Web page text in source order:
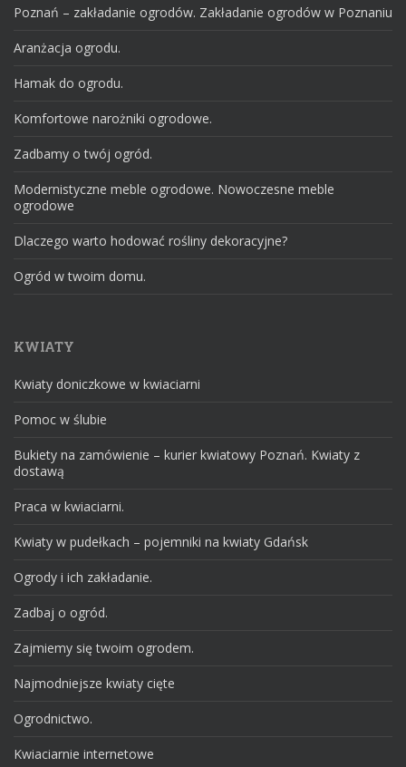
Poznań – zakładanie ogrodów. Zakładanie ogrodów w Poznaniu
Aranżacja ogrodu.
Hamak do ogrodu.
Komfortowe narożniki ogrodowe.
Zadbamy o twój ogród.
Modernistyczne meble ogrodowe. Nowoczesne meble
ogrodowe
Dlaczego warto hodować rośliny dekoracyjne?
Ogród w twoim domu.
KWIATY
Kwiaty doniczkowe w kwiaciarni
Pomoc w ślubie
Bukiety na zamówienie – kurier kwiatowy Poznań. Kwiaty z
dostawą
Praca w kwiaciarni.
Kwiaty w pudełkach – pojemniki na kwiaty Gdańsk
Ogrody i ich zakładanie.
Zadbaj o ogród.
Zajmiemy się twoim ogrodem.
Najmodniejsze kwiaty cięte
Ogrodnictwo.
Kwiaciarnie internetowe